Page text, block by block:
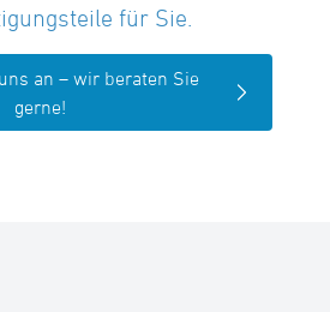
für Sie.
an – wir beraten Sie
gerne!